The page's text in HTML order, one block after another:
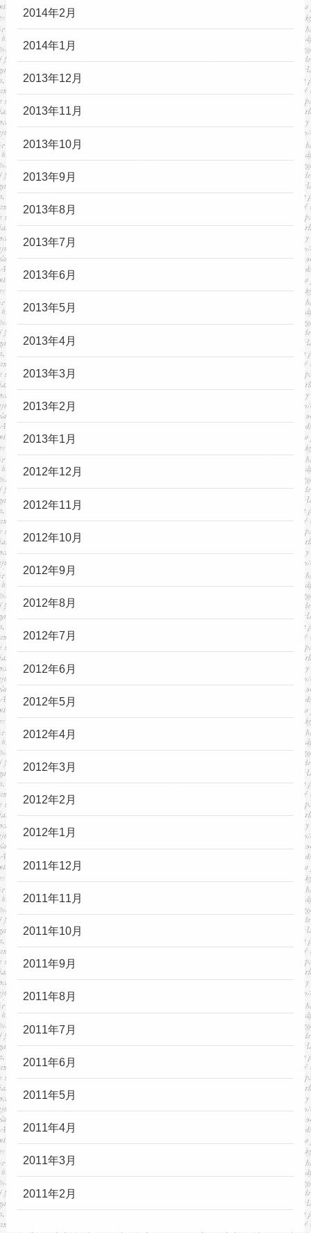
2014年2月
2014年1月
2013年12月
2013年11月
2013年10月
2013年9月
2013年8月
2013年7月
2013年6月
2013年5月
2013年4月
2013年3月
2013年2月
2013年1月
2012年12月
2012年11月
2012年10月
2012年9月
2012年8月
2012年7月
2012年6月
2012年5月
2012年4月
2012年3月
2012年2月
2012年1月
2011年12月
2011年11月
2011年10月
2011年9月
2011年8月
2011年7月
2011年6月
2011年5月
2011年4月
2011年3月
2011年2月